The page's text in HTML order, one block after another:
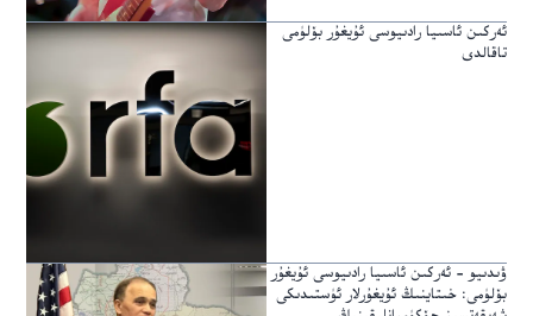
ئەركىن ئاسىيا رادىيوسى ئۇيغۇر بۆلۈمى
تاقالدى
ۋىدىيو – ئەركىن ئاسىيا رادىيوسى ئۇيغۇر
بۆلۈمى: خىتاينىڭ ئۇيغۇرلار ئۈستىدىكى